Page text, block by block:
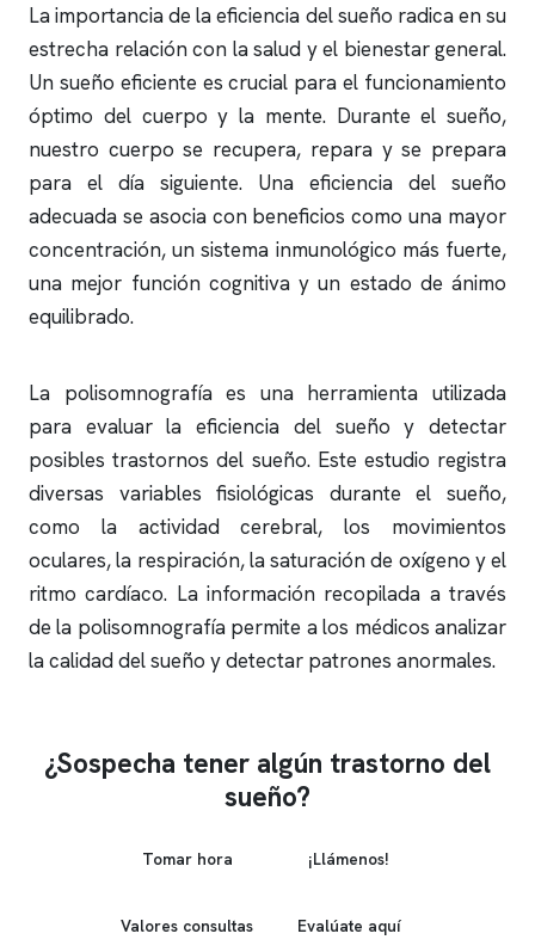
La importancia de la eficiencia del sueño radica en su
estrecha relación con la salud y el bienestar general.
Un sueño eficiente es crucial para el funcionamiento
óptimo del cuerpo y la mente. Durante el sueño,
nuestro cuerpo se recupera, repara y se prepara
para el día siguiente. Una eficiencia del sueño
adecuada se asocia con beneficios como una mayor
concentración, un sistema inmunológico más fuerte,
una mejor función cognitiva y un estado de ánimo
equilibrado.
La polisomnografíaes una herramienta utilizada
para evaluar la eficiencia del sueño y detectar
posibles trastornos del sueño. Este estudio registra
diversas variables fisiológicas durante el sueño,
como la actividad cerebral, los movimientos
oculares, la respiración, la saturación de oxígeno y el
ritmo cardíaco. La información recopilada a través
de la polisomnografíapermite a los médicos analizar
la calidad del sueño y detectar patrones anormales.
¿Sospecha tener algún trastorno del
sueño?
Tomar hora ¡Llámenos!
Valores consultas Evalúate aquí